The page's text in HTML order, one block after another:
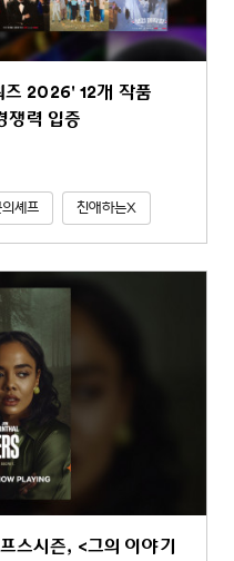
2026' 12개 작품
쟁력 입증
셰프 친애하는X
스시즌, <그의 이야기